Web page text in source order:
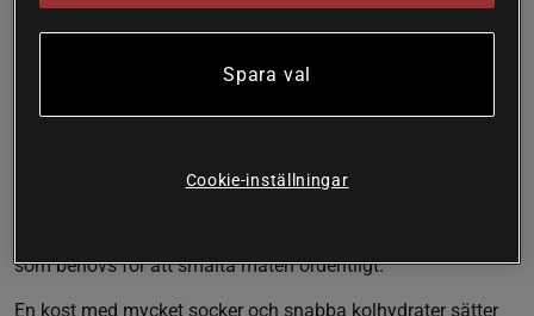
Bist på matsmältningsenzymer
produktion av matsmältningsenzymer. Med åldern blir
En annan vanlig orsak är en dålig kosthållning. Om maten
som behövs för att smälta maten ordentligt.
En kost med mycket socker och snabba kolhydrater sätter
Spara val
Cookie-inställningar